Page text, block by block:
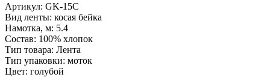
Артикул: GK-15C
Вид ленты: косая бейка
Намотка, м: 5.4
Состав: 100% хлопок
Тип товара: Лента
Тип упаковки: моток
Цвет: голубой